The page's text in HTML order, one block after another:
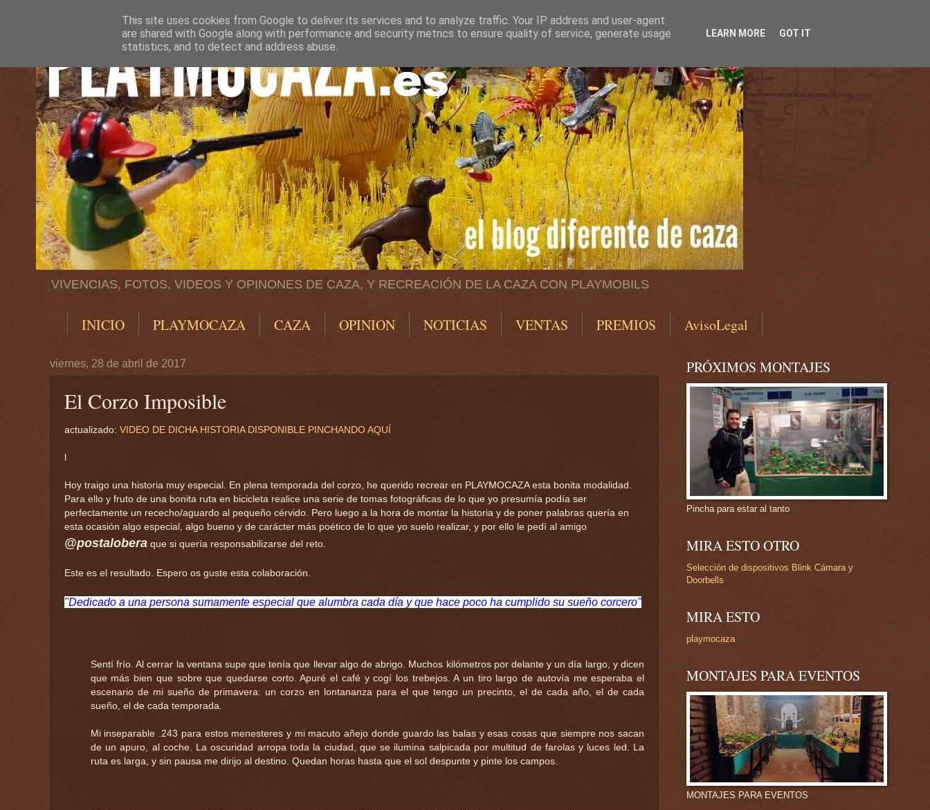
VIVENCIAS, FOTOS, VIDEOS Y OPINONES DE CAZA, Y RECREACIÓN DE LA CAZA CON PLAYMOBILS
INICIO PLAYMOCAZA CAZA OPINION NOTICIAS VENTAS PREMIOS AvisoLegal
viernes, 28 de abril de 2017
El Corzo Imposible
actualizado: VIDEO DE DICHA HISTORIA DISPONIBLE PINCHANDO AQUÍ
Hoy traigo una historia muy especial. En plena temporada del corzo, he querido recrear en PLAYMOCAZA esta bonita modalidad.
Para ello y fruto de una bonita ruta en bicicleta realice una serie de tomas fotográficas de lo que yo presumía podía ser
perfectamente un rececho/aguardo al pequeño cérvido. Pero luego a la hora de montar la historia y de poner palabras quería en
esta ocasión algo especial, algo bueno y de carácter más poético de lo que yo suelo realizar, y por ello le pedí al amigo
@postalobera que si quería responsabilizarse del reto.
Este es el resultado. Espero os guste esta colaboración.
"Dedicado a una persona sumamente especial que alumbra cada día y que hace poco ha cumplido su sueño corcero"
Sentí frío. Al cerrar la ventana supe que tenía que llevar algo de abrigo. Muchos kilómetros por delante y un día largo, y dicen
que más bien que sobre que quedarse corto. Apuré el café y cogí los trebejos. A un tiro largo de autovía me esperaba el
escenario de mi sueño de primavera: un corzo en lontananza para el que tengo un precinto, el de cada año, el de cada
sueño, el de cada temporada.
Mi inseparable .243 para estos menesteres y mi macuto añejo donde guardo las balas y esas cosas que siempre nos sacan
de un apuro, al coche. La oscuridad arropa toda la ciudad, que se ilumina salpicada por multitud de farolas y luces led. La
ruta es larga, y sin pausa me dirijo al destino. Quedan horas hasta que el sol despunte y pinte los campos.
PRÓXIMOS MONTAJES
Pincha para estar al tanto
MIRA ESTO OTRO
Selección de dispositivos Blink Cámara y
Doorbells
MIRA ESTO
playmocaza
MONTAJES PARA EVENTOS
MONTAJES PARA EVENTOS
This site uses cookies from Google to deliver its services and to analyze traffic. Your IP address and user-agent
are shared with Google along with performance and security metrics to ensure quality of service, generate usage
statistics, and to detect and address abuse.
LEARN MORE GOT IT